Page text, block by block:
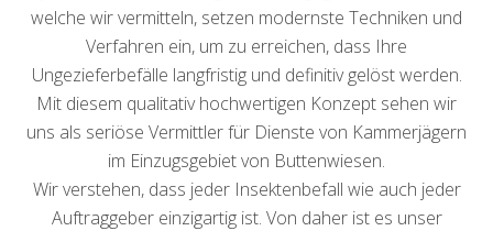
welche wir vermitteln, setzen modernste Techniken und
Verfahren ein, um zu erreichen, dass Ihre
Ungezieferbefälle langfristig und definitiv gelöst werden.
Mit diesem qualitativ hochwertigen Konzept sehen wir
uns als seriöse Vermittler für Dienste von Kammerjägern
im Einzugsgebiet von Buttenwiesen.
Wir verstehen, dass jeder Insektenbefall wie auch jeder
Auftraggeber einzigartig ist. Von daher ist es unser